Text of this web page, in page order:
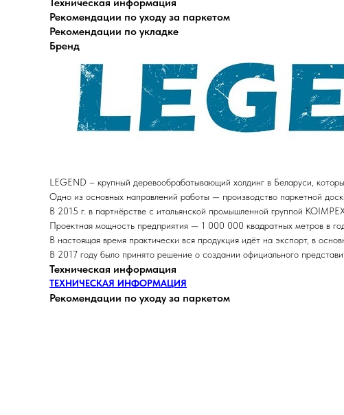
Рекомендации по уходу за паркетом
Рекомендации по укладке
Бренд
LEGEND – крупный деревообрабатывающий холдинг в Беларуси,
Одно из основных направлений работы — производство паркетной
В 2015 г. в партнёрстве с итальянской промышленной группой
Проектная мощность предприятия — 1 000 000 квадратных метров в
В настоящая время практически вся продукция идёт на экспорт, в
В 2017 году было принято решение о создании официального
Техническая информация
ТЕХНИЧЕСКАЯ ИНФОРМАЦИЯ
Рекомендации по уходу за паркетом